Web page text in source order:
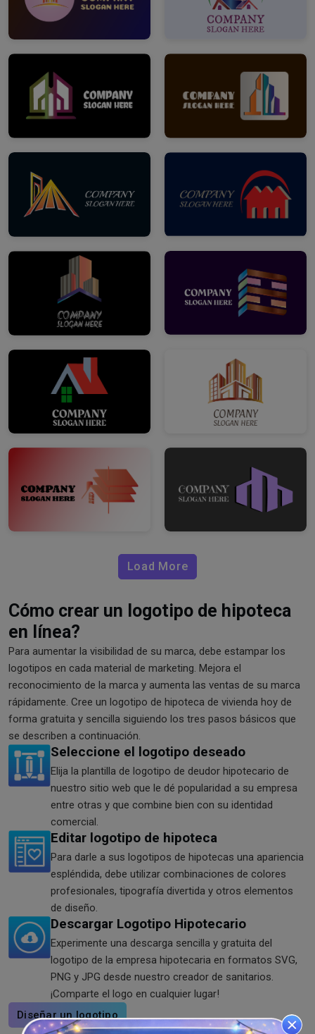
Load More
Cómo crear un logotipo de hipoteca
en línea?
Para aumentar la visibilidad de su marca, debe estampar los
logotipos en cada material de marketing. Mejora el
reconocimiento de la marca y aumenta las ventas de su marca
rápidamente. Cree un logotipo de hipoteca de vivienda hoy de
forma gratuita y sencilla siguiendo los tres pasos básicos que
se describen a continuación.
Seleccione el logotipo deseado
Elija la plantilla de logotipo de deudor hipotecario de
nuestro sitio web que le dé popularidad a su empresa
entre otras y que combine bien con su identidad
comercial.
Editar logotipo de hipoteca
Para darle a sus logotipos de hipotecas una apariencia
espléndida, debe utilizar combinaciones de colores
profesionales, tipografía divertida y otros elementos
de diseño.
Descargar Logotipo Hipotecario
Experimente una descarga sencilla y gratuita del
logotipo de la empresa hipotecaria en formatos SVG,
PNG y JPG desde nuestro creador de sanitarios.
¡Comparte el logo en cualquier lugar!
Diseñar un logotipo